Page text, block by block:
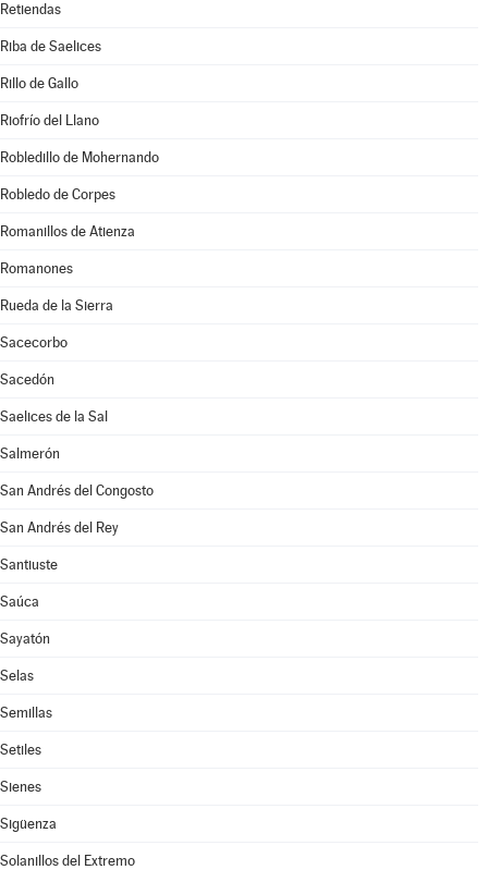
Retiendas
Riba de Saelices
Rillo de Gallo
Riofrío del Llano
Robledillo de Mohernando
Robledo de Corpes
Romanillos de Atienza
Romanones
Rueda de la Sierra
Sacecorbo
Sacedón
Saelices de la Sal
Salmerón
San Andrés del Congosto
San Andrés del Rey
Santiuste
Saúca
Sayatón
Selas
Semillas
Setiles
Sienes
Sigüenza
Solanillos del Extremo